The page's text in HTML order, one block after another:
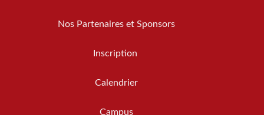
Nos Partenaires et Sponsors
Inscription
Calendrier
Campus